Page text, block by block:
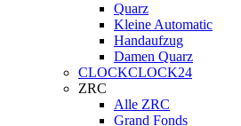
Quarz
Kleine Automatic
Handaufzug
Damen Quarz
CLOCKCLOCK24
ZRC
Alle ZRC
Grand Fonds